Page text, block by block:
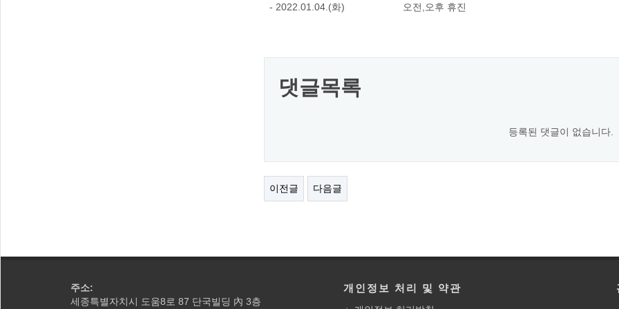
- 2022.01.04.(화) 오전,오후 휴진
댓글목록
등록된 댓글이 없습니다.
이전글 다음글
주소:
세종특별자치시 도움8로 87 단국빌딩 內 3층
개인정보 처리 및 약관